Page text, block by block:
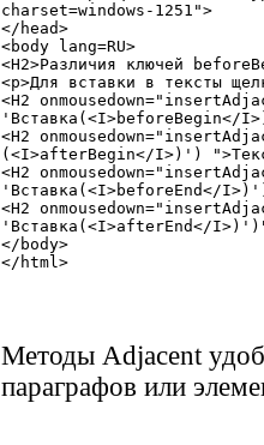
charset=windows-1251">
</head>
<body lang=RU>
<H2>Различия ключей
<p>Для вставки в тексты
<H2
'Вставка(<I>beforeBegin</
<H2
(<I>afterBegin</I>)')
<H2
'Вставка(<I>beforeEnd</
<H2
'Вставка(<I>afterEnd</
</body>
</html>
Методы Adjacent
параграфов или